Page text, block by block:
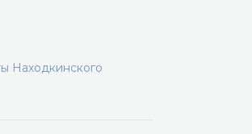
Находкинского